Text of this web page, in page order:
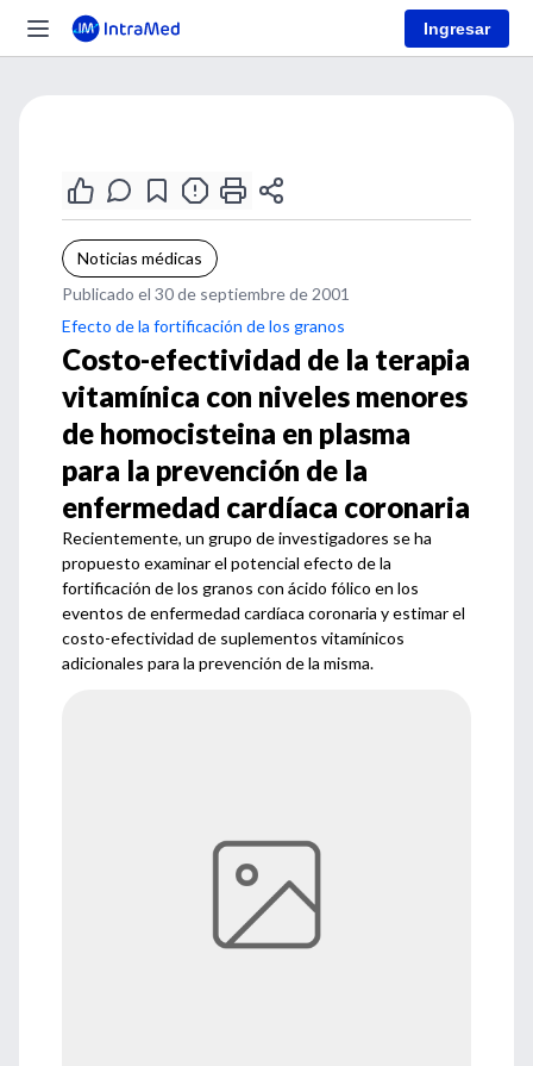
Ingresar
Noticias médicas
Publicado el 30 de septiembre de 2001
Efecto de la fortificación de los granos
Costo-efectividad de la terapia
vitamínica con niveles menores
de homocisteina en plasma
para la prevención de la
enfermedad cardíaca coronaria
Recientemente, un grupo de investigadores se ha
propuesto examinar el potencial efecto de la
fortificación de los granos con ácido fólico en los
eventos de enfermedad cardíaca coronaria y estimar el
costo-efectividad de suplementos vitamínicos
adicionales para la prevención de la misma.